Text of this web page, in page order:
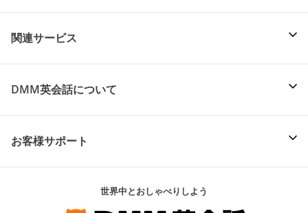
関連サービス
DMM英会話について
お客様サポート
世界中とおしゃべりしよう